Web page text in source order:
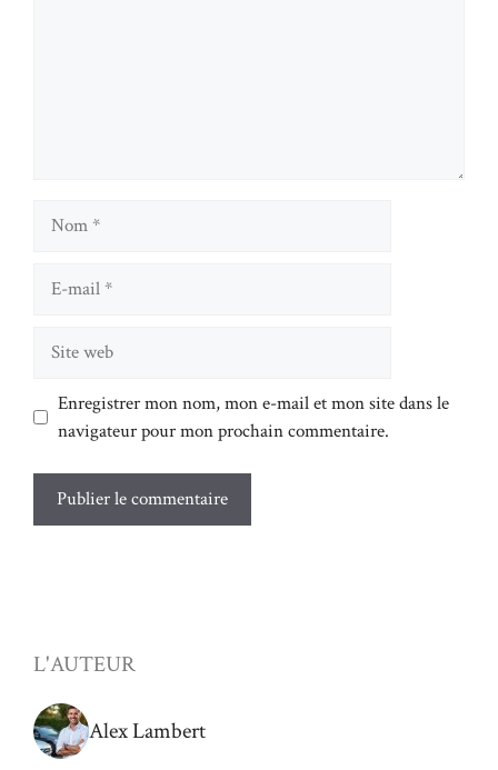
Enregistrer mon nom, mon e-mail et mon site dans le
navigateur pour mon prochain commentaire.
L'AUTEUR
Alex Lambert